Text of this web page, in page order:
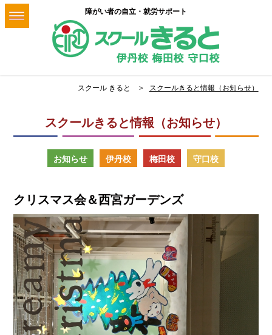
障がい者の自立・就労サポート
スクール きると スクールきると情報（お知らせ）
スクールきると情報（お知らせ）
お知らせ 伊丹校 梅田校 守口校
クリスマス会＆西宮ガーデンズ